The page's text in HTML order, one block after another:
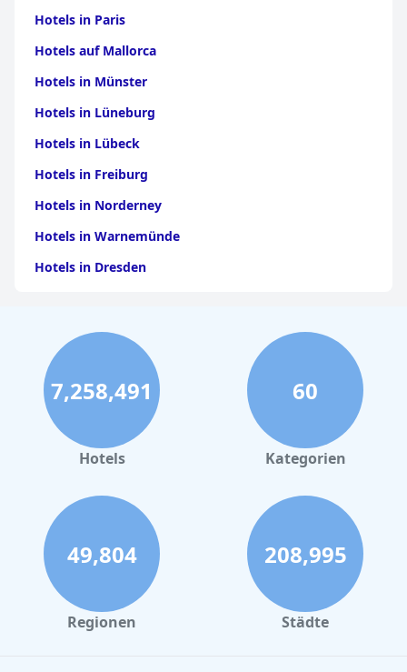
Hotels in Paris
Hotels auf Mallorca
Hotels in Münster
Hotels in Lüneburg
Hotels in Lübeck
Hotels in Freiburg
Hotels in Norderney
Hotels in Warnemünde
Hotels in Dresden
Hotels in Stuttgart
Hotels in Leipzig
Hotels in Bamberg
Hotels in Nürnberg
Hotels in Büsum
Hotels in London
Hotels in Heidelberg
Hotels in Timmendorfer Strand
Hotels im Harz
7,258,491
Hotels
60
Kategorien
49,804
Regionen
208,995
Städte